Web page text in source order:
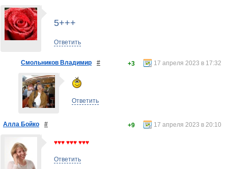
5+++
Ответить
Смольников Владимир # 17 апреля 2023 в 17:32
+3
Ответить
Алла Бойко # 17 апреля 2023 в 20:10
+9
♥♥♥ ♥♥♥ ♥♥♥
Ответить